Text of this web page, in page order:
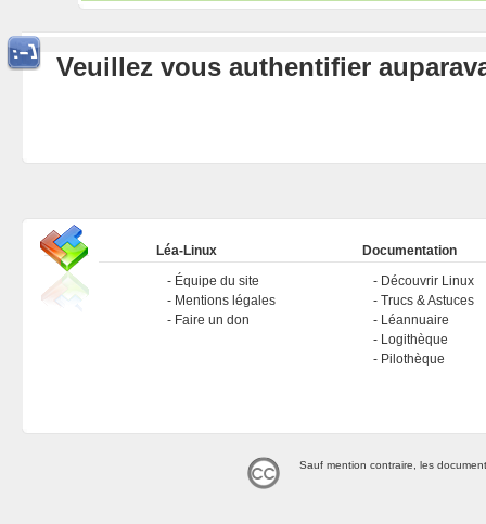
Veuillez vous authentifier
Léa-Linux
Équipe du site
Mentions légales
Faire un don
Documentation
Découvrir Linux
Trucs & Astuces
Léannuaire
Logithèque
Pilothèque
Sauf mention contraire, les